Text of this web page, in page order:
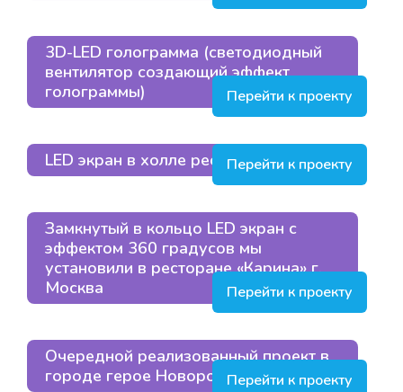
3D-LED голограмма (светодиодный
вентилятор создающий эффект
голограммы)
Перейти к проекту
LED экран в холле ресторана в Москве
Перейти к проекту
Замкнутый в кольцо LED экран с
эффектом 360 градусов мы
установили в ресторане «Карина» г.
Москва
Перейти к проекту
Очередной реализованный проект в
городе герое НовороссийскеПерейти к проекту